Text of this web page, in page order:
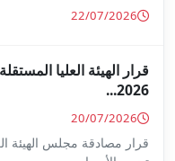
قرار الهيئة العليا المستقلة للانتخابات مؤرّخ في 20 جويلية
المستقلة للانتخابات على نتائج